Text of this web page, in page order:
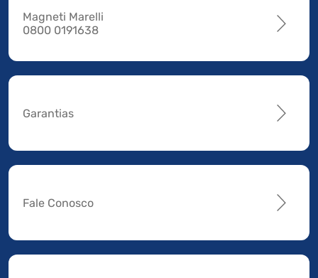
Magneti Marelli
0800 0191638
Garantias
Fale Conosco